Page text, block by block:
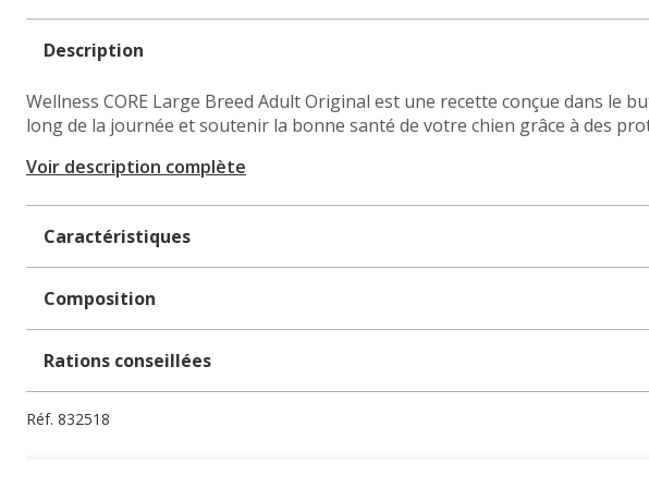
Description
Wellness CORE Large Breed Adult Original est une recette conçue dans le
long de la journée et soutenir la bonne santé de votre chien grâce à des
Voir description complète
Caractéristiques
Composition
Rations conseillées
Réf. 832518